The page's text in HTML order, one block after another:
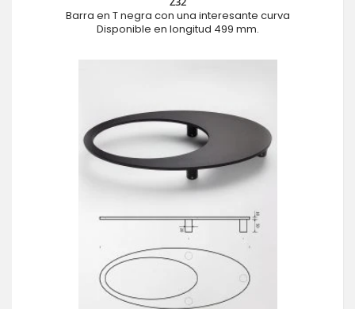
Barra en T negra con una interesante curva
Disponible en longitud 499 mm.